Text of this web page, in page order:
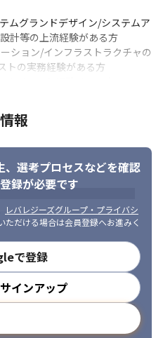
ムグランドデザイン/システムア
計等の上流経験がある方
ション/インフラストラクチャの
トの実務経験がある方
企業/一般的な事業会社におい
した経験がある方
を主導した経験がある方
明確に理解し、適切なアプロー
る方
ェクトのチームビルディングお
クトの解決に対して効果的な施
る方
、効果的なプレゼンテーション
プロジェクトマネジメント/ITソ
識を持っている方
報
選考プロセスなどを確認
録が必要です
レバレジーズグループ・プライバシ
ただける場合は会員登録へお進みく
で登録
インアップ